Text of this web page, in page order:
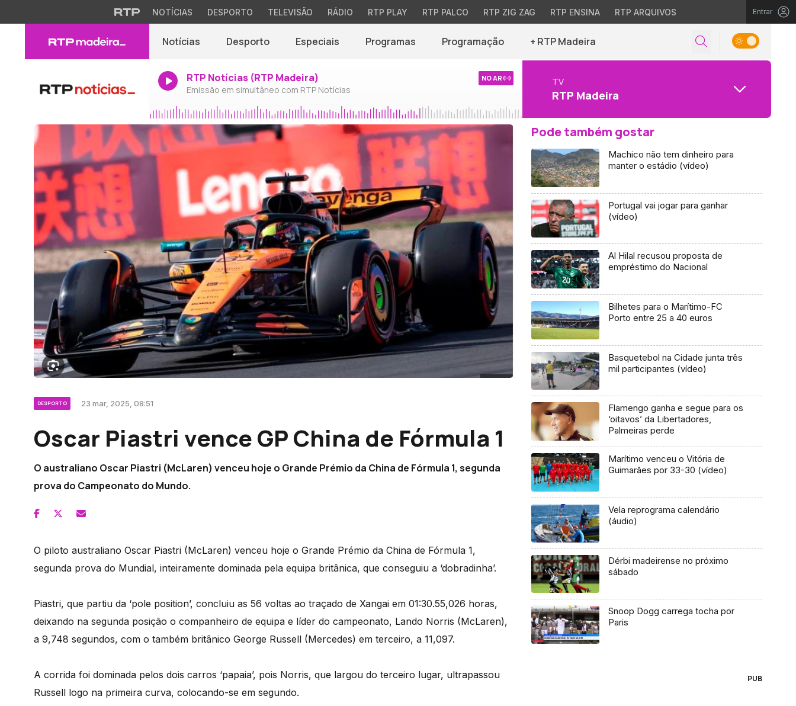
NOTÍCIAS DESPORTO TELEVISÃO RÁDIO RTP PLAY RTP PALCO RTP ZIG ZAG RTP ENSINA RTP ARQUIVOS Entrar
Notícias Desporto Especiais Programas Programação + RTP Madeira
RTP Notícias (RTP Madeira)
Emissão em simultâneo com RTP Notícias
NO AR TV
RTP Madeira
DESPORTO 23 mar, 2025, 08:51
Oscar Piastri vence GP China de Fórmula 1
O australiano Oscar Piastri (McLaren) venceu hoje o Grande Prémio da China de Fórmula 1, segunda
prova do Campeonato do Mundo.
O piloto australiano Oscar Piastri (McLaren) venceu hoje o Grande Prémio da China de Fórmula 1,
segunda prova do Mundial, inteiramente dominada pela equipa britânica, que conseguiu a ‘dobradinha’.
Piastri, que partiu da ‘pole position’, concluiu as 56 voltas ao traçado de Xangai em 01:30.55,026 horas,
deixando na segunda posição o companheiro de equipa e líder do campeonato, Lando Norris (McLaren),
a 9,748 segundos, com o também britânico George Russell (Mercedes) em terceiro, a 11,097.
A corrida foi dominada pelos dois carros ‘papaia’, pois Norris, que largou do terceiro lugar, ultrapassou
Russell logo na primeira curva, colocando-se em segundo.
Pode também gostar
Machico não tem dinheiro para
manter o estádio (vídeo)
Portugal vai jogar para ganhar
(vídeo)
Al Hilal recusou proposta de
empréstimo do Nacional
Bilhetes para o Marítimo-FC
Porto entre 25 a 40 euros
Basquetebol na Cidade junta três
mil participantes (vídeo)
Flamengo ganha e segue para os
‘oitavos’ da Libertadores,
Palmeiras perde
Marítimo venceu o Vitória de
Guimarães por 33-30 (vídeo)
Vela reprograma calendário
(áudio)
Dérbi madeirense no próximo
sábado
Snoop Dogg carrega tocha por
Paris
PUB